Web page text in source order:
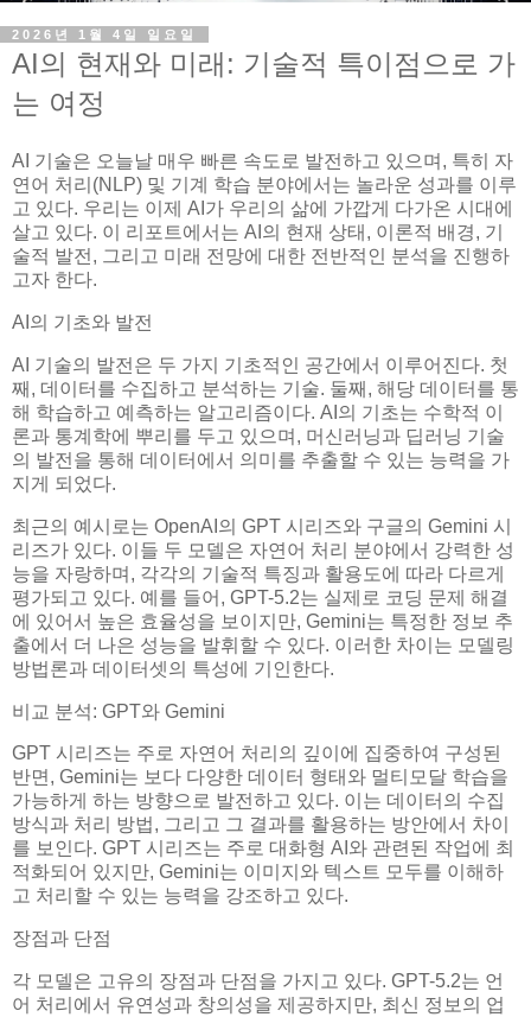
2026년 1월 4일 일요일
AI의 현재와 미래: 기술적 특이점으로 가
는 여정
AI 기술은 오늘날 매우 빠른 속도로 발전하고 있으며, 특히 자
연어 처리(NLP) 및 기계 학습 분야에서는 놀라운 성과를 이루
고 있다. 우리는 이제 AI가 우리의 삶에 가깝게 다가온 시대에
살고 있다. 이 리포트에서는 AI의 현재 상태, 이론적 배경, 기
술적 발전, 그리고 미래 전망에 대한 전반적인 분석을 진행하
고자 한다.
AI의 기초와 발전
AI 기술의 발전은 두 가지 기초적인 공간에서 이루어진다. 첫
째, 데이터를 수집하고 분석하는 기술. 둘째, 해당 데이터를 통
해 학습하고 예측하는 알고리즘이다. AI의 기초는 수학적 이
론과 통계학에 뿌리를 두고 있으며, 머신러닝과 딥러닝 기술
의 발전을 통해 데이터에서 의미를 추출할 수 있는 능력을 가
지게 되었다.
최근의 예시로는 OpenAI의 GPT 시리즈와 구글의 Gemini 시
리즈가 있다. 이들 두 모델은 자연어 처리 분야에서 강력한 성
능을 자랑하며, 각각의 기술적 특징과 활용도에 따라 다르게
평가되고 있다. 예를 들어, GPT-5.2는 실제로 코딩 문제 해결
에 있어서 높은 효율성을 보이지만, Gemini는 특정한 정보 추
출에서 더 나은 성능을 발휘할 수 있다. 이러한 차이는 모델링
방법론과 데이터셋의 특성에 기인한다.
비교 분석: GPT와 Gemini
GPT 시리즈는 주로 자연어 처리의 깊이에 집중하여 구성된
반면, Gemini는 보다 다양한 데이터 형태와 멀티모달 학습을
가능하게 하는 방향으로 발전하고 있다. 이는 데이터의 수집
방식과 처리 방법, 그리고 그 결과를 활용하는 방안에서 차이
를 보인다. GPT 시리즈는 주로 대화형 AI와 관련된 작업에 최
적화되어 있지만, Gemini는 이미지와 텍스트 모두를 이해하
고 처리할 수 있는 능력을 강조하고 있다.
장점과 단점
각 모델은 고유의 장점과 단점을 가지고 있다. GPT-5.2는 언
어 처리에서 유연성과 창의성을 제공하지만, 최신 정보의 업